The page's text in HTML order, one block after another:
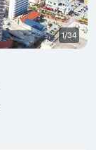
1/34